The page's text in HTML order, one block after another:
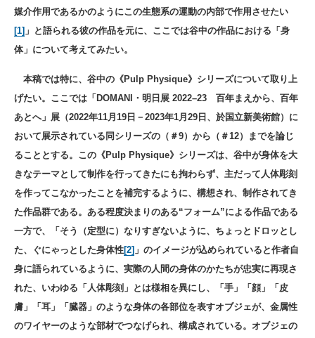
媒介作用であるかのようにこの生態系の運動の内部で作用させたい
[1] 」と語られる彼の作品を元に、ここでは谷中の作品における「身
体」について考えてみたい。
本稿では特に、谷中の《Pulp Physique》シリーズについて取り上
げたい。ここでは「DOMANI・明日展 2022–23 百年まえから、百年
あとへ」展（2022年11月19日－2023年1月29日、於国立新美術館）に
おいて展示されている同シリーズの（＃9）から（＃12）までを論じ
ることとする。この《Pulp Physique》シリーズは、谷中が身体を大
きなテーマとして制作を行ってきたにも拘わらず、主だって人体彫刻
を作ってこなかったことを補完するように、構想され、制作されてき
た作品群である。ある程度決まりのある“フォーム”による作品である
一方で、「そう（定型に）なりすぎないように、ちょっとドロッとし
た、ぐにゃっとした身体性[2] 」のイメージが込められていると作者自
身に語られているように、実際の人間の身体のかたちが忠実に再現さ
れた、いわゆる「人体彫刻」とは様相を異にし、「手」「顔」「皮
膚」「耳」「臓器」のような身体の各部位を表すオブジェが、金属性
のワイヤーのような部材でつなげられ、構成されている。オブジェの